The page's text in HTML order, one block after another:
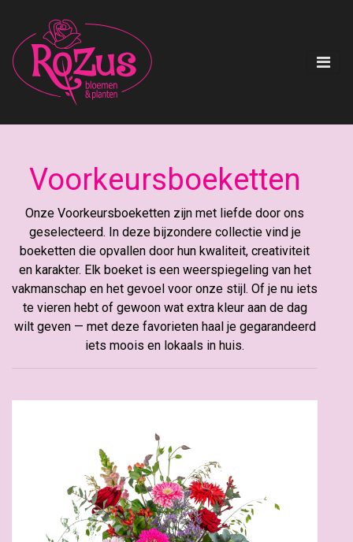
Voorkeursboeketten
Onze Voorkeursboeketten zijn met liefde door ons
geselecteerd. In deze bijzondere collectie vind je
boeketten die opvallen door hun kwaliteit, creativiteit
en karakter. Elk boeket is een weerspiegeling van het
vakmanschap en het gevoel voor onze stijl. Of je nu iets
te vieren hebt of gewoon wat extra kleur aan de dag
wilt geven — met deze favorieten haal je gegarandeerd
iets moois en lokaals in huis.